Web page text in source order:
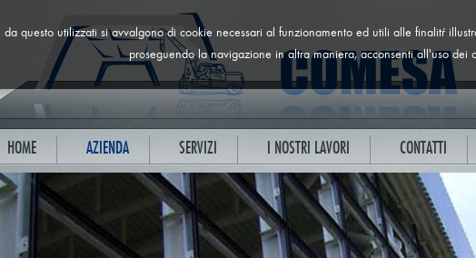
questo utilizzati si avvalgono di cookie necessari al funzionamento ed utili alle finalità
proseguendo la navigazione in altra maniera, acconsenti all'uso dei
HOME AZIENDA SERVIZI I NOSTRI LAVORI CONTATTI